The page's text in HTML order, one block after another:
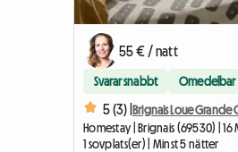
55 € / natt
Svarar snabbt Omedelbar
5 (3) |Brignais Loue Grande
Homestay | Brignais (69530) | 16
1 sovplats(er) | Minst 5 nätter